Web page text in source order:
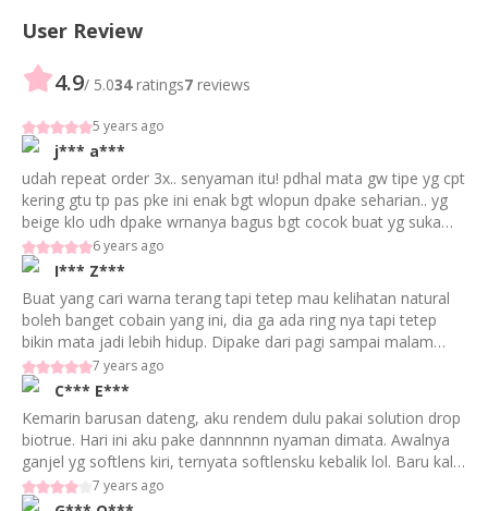
User Review
4.9/ 5.034ratings7 reviews
5 years ago
j*** a***
udah repeat order 3x.. senyaman itu! pdhal mata gw tipe yg cpt
kering gtu tp pas pke ini enak bgt wlopun dpake seharian.. yg
beige klo udh dpake wrnanya bagus bgt cocok buat yg suka
soflen natural tp bkin mata shining" gtu kebayang ga sih ?
6 years ago
I*** Z***
Buat yang cari warna terang tapi tetep mau kelihatan natural
boleh banget cobain yang ini, dia ga ada ring nya tapi tetep
bikin mata jadi lebih hidup. Dipake dari pagi sampai malam
juga tetep nyaman, selalu bingung sama kualitas softlens
eyelovin. Tidak pernah mengecewakan since day 1.
7 years ago
C*** E***
Kemarin barusan dateng, aku rendem dulu pakai solution drop
biotrue. Hari ini aku pake dannnnnn nyaman dimata. Awalnya
ganjel yg softlens kiri, ternyata softlensku kebalik lol. Baru kali
ini pake yg ada ring nya dan aku sukaaa
7 years ago